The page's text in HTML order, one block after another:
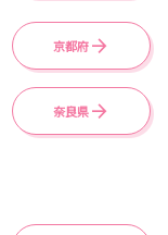
京都府
奈良県